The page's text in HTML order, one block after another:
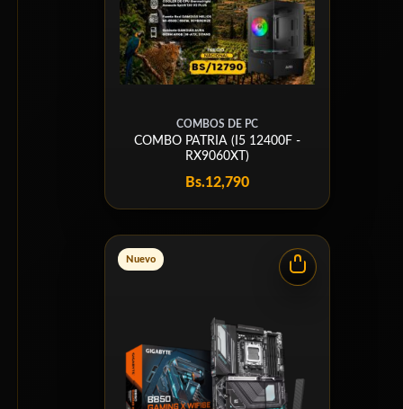
COMBOS DE PC
COMBO PATRIA (I5 12400F -
RX9060XT)
Bs.12,790
Nuevo